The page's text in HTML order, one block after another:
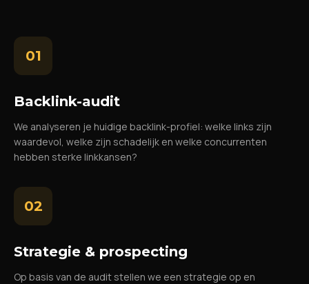
01
Backlink-audit
We analyseren je huidige backlink-profiel: welke links zijn
waardevol, welke zijn schadelijk en welke concurrenten
hebben sterke linkkansen?
02
Strategie & prospecting
Op basis van de audit stellen we een strategie op en